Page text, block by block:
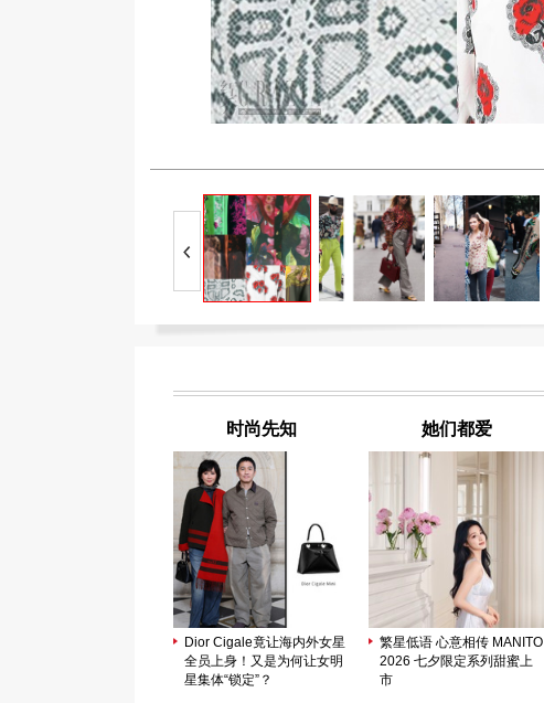
时尚先知
Dior Cigale竟让海内外女星
全员上身！又是为何让女明
星集体“锁定”？
她们都爱
繁星低语 心意相传 MANITO
2026 七夕限定系列甜蜜上
市